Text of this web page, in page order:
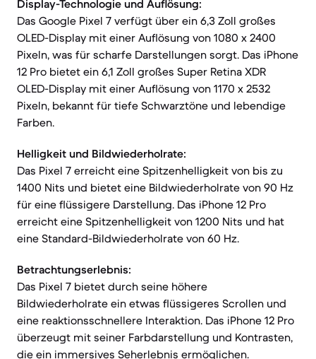
Display-Technologie und Auflösung:
Das Google Pixel 7 verfügt über ein 6,3 Zoll großes
OLED-Display mit einer Auflösung von 1080 x 2400
Pixeln, was für scharfe Darstellungen sorgt. Das iPhone
12 Pro bietet ein 6,1 Zoll großes Super Retina XDR
OLED-Display mit einer Auflösung von 1170 x 2532
Pixeln, bekannt für tiefe Schwarztöne und lebendige
Farben.
Helligkeit und Bildwiederholrate:
Das Pixel 7 erreicht eine Spitzenhelligkeit von bis zu
1400 Nits und bietet eine Bildwiederholrate von 90 Hz
für eine flüssigere Darstellung. Das iPhone 12 Pro
erreicht eine Spitzenhelligkeit von 1200 Nits und hat
eine Standard-Bildwiederholrate von 60 Hz.
Betrachtungserlebnis:
Das Pixel 7 bietet durch seine höhere
Bildwiederholrate ein etwas flüssigeres Scrollen und
eine reaktionsschnellere Interaktion. Das iPhone 12 Pro
überzeugt mit seiner Farbdarstellung und Kontrasten,
die ein immersives Seherlebnis ermöglichen.